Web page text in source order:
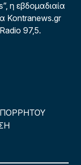
η εβδομαδιαία
Kontranews.gr
97,5.